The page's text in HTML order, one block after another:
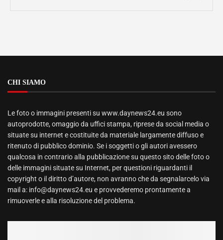
CHI SIAMO
Le foto o immagini presenti su www.daynews24.eu sono
autoprodotte, omaggio da uffici stampa, riprese da social media o
situate su internet e costituite da materiale largamente diffuso e
ritenuto di pubblico dominio. Se i soggetti o gli autori avessero
qualcosa in contrario alla pubblicazione su questo sito delle foto o
delle immagini situate su Internet, per questioni riguardanti il
copyright o il diritto d’autore, non avranno che da segnalarcelo via
mail a: info@daynews24.eu e provvederemo prontamente a
rimuoverle e alla risoluzione del problema.